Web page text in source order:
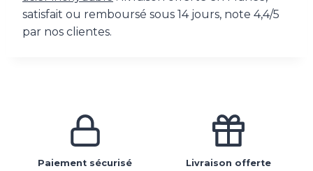
satisfait ou remboursé sous 14 jours, note 4,4/5
par nos clientes.
Paiement sécurisé Livraison offerte